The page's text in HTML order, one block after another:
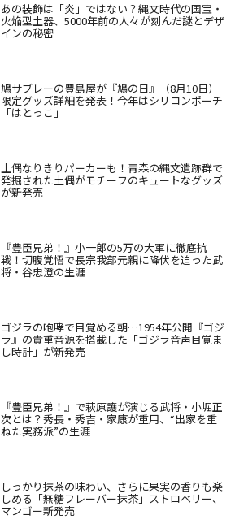
あの装飾は「炎」ではない？縄文時代の国宝・
火焔型土器、5000年前の人々が刻んだ謎とデザ
インの秘密
鳩サブレーの豊島屋が『鳩の日』（8月10日）
限定グッズ詳細を発表！今年はシリコンポーチ
「はとっこ」
土偶なりきりパーカーも！青森の縄文遺跡群で
発掘された土偶がモチーフのキュートなグッズ
が新発売
『豊臣兄弟！』小一郎の5万の大軍に徹底抗
戦！切腹覚悟で長宗我部元親に降伏を迫った武
将・谷忠澄の生涯
ゴジラの咆哮で目覚める朝…1954年公開『ゴジ
ラ』の貴重音源を搭載した「ゴジラ音声目覚ま
し時計」が新発売
『豊臣兄弟！』で萩原護が演じる武将・小堀正
次とは？秀長・秀吉・家康が重用、“出家を重
ねた実務派”の生涯
しっかり抹茶の味わい、さらに果実の香りも楽
しめる「無糖フレーバー抹茶」ストロベリー、
マンゴー新発売